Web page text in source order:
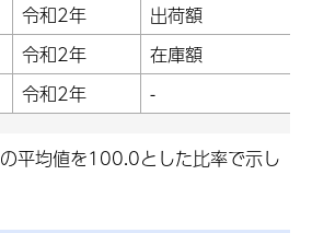
令和2年
出荷額
令和2年
在庫額
令和2年 -
平均値を100.0とした比率で示し